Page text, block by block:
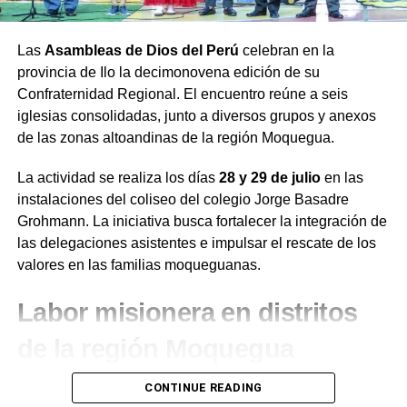
Las Asambleas de Dios del Perú celebran en la
provincia de Ilo la decimonovena edición de su
Confraternidad Regional. El encuentro reúne a seis
iglesias consolidadas, junto a diversos grupos y anexos
de las zonas altoandinas de la región Moquegua.
La actividad se realiza los días 28 y 29 de julioen las
instalaciones del coliseo del colegio Jorge Basadre
Grohmann. La iniciativa busca fortalecer la integración de
las delegaciones asistentes e impulsar el rescate de los
valores en las familias moqueguanas.
Labor misionera en distritos
Durante el desarrollo de la jornada, el presidente de la
CONTINUE READING